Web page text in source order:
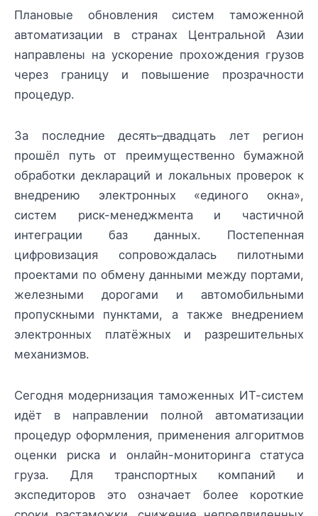
Плановые обновления систем таможенной
автоматизации в странах Центральной Азии
направлены на ускорение прохождения грузов
через границу и повышение прозрачности
процедур.
За последние десять–двадцать лет регион
прошёл путь от преимущественно бумажной
обработки деклараций и локальных проверок к
внедрению электронных «единого окна»,
систем риск-менеджмента и частичной
интеграции баз данных. Постепенная
цифровизация сопровождалась пилотными
проектами по обмену данными между портами,
железными дорогами и автомобильными
пропускными пунктами, а также внедрением
электронных платёжных и разрешительных
механизмов.
Сегодня модернизация таможенных ИТ-систем
идёт в направлении полной автоматизации
процедур оформления, применения алгоритмов
оценки риска и онлайн-мониторинга статуса
груза. Для транспортных компаний и
экспедиторов это означает более короткие